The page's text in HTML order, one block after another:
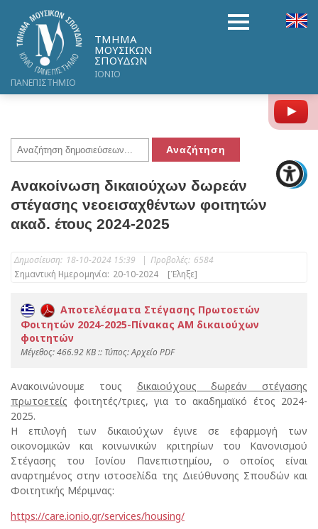
ΤΜΗΜΑ
ΜΟΥΣΙΚΩΝ
ΣΠΟΥΔΩΝ
ΙΟΝΙΟ
ΠΑΝΕΠΙΣΤΗΜΙΟ
Ανακοίνωση δικαιούχων δωρεάν
στέγασης νεοεισαχθέντων φοιτητών
ακαδ. έτους 2024-2025
Δημοσίευση: 18-10-2024 15:39 | Προβολές: 6584
Σημαντική Ημερομηνία: 20-10-2024 [Έληξε]
Αποτελέσματα Στέγασης Πρωτοετών
Φοιτητών 2024-2025-Πίνακας ΑΜ δικαιούχων
φοιτητών
Mέγεθος: 466.92 KB :: Τύπος: Αρχείο PDF
Ανακοινώνουμε τους δικαιούχους δωρεάν στέγασης
πρωτοετείς φοιτητές/τριες, για το ακαδημαϊκό έτος 2024-
2025.
Η επιλογή των δικαιούχων έγινε σε εφαρμογή των
οικονομικών και κοινωνικών κριτηρίων του Κανονισμού
Στέγασης του Ιονίου Πανεπιστημίου, ο οποίος είναι
αναρτημένος στην ιστοσελίδα της Διεύθυνσης Σπουδών και
Φοιτητικής Μέριμνας:
https://care.ionio.gr/services/housing/